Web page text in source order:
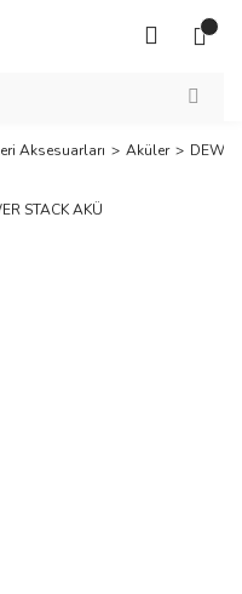
Aksesuarları Aküler